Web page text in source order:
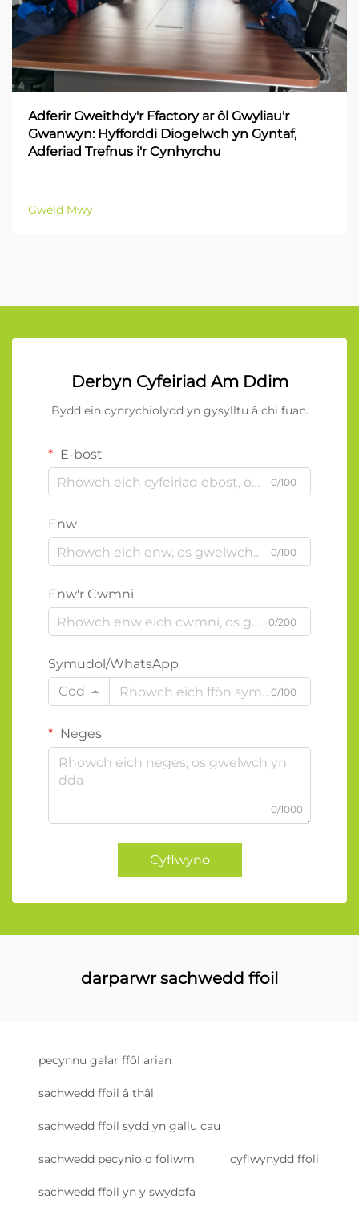
Adferir Gweithdy'r Ffactory ar ôl Gwyliau'r
Gwanwyn: Hyfforddi Diogelwch yn Gyntaf,
Adferiad Trefnus i'r Cynhyrchu
Gweld Mwy
Derbyn Cyfeiriad Am Ddim
Bydd ein cynrychiolydd yn gysylltu â chi fuan.
E-bost
0/100
Enw
0/100
Enw'r Cwmni
0/200
Symudol/WhatsApp
Cod
0/100
Neges
0/1000
Cyflwyno
darparwr sachwedd ffoil
pecynnu galar ffôl arian
sachwedd ffoil â thâl
sachwedd ffoil sydd yn gallu cau
sachwedd pecynio o foliwm cyflwynydd ffoli
sachwedd ffoil yn y swyddfa